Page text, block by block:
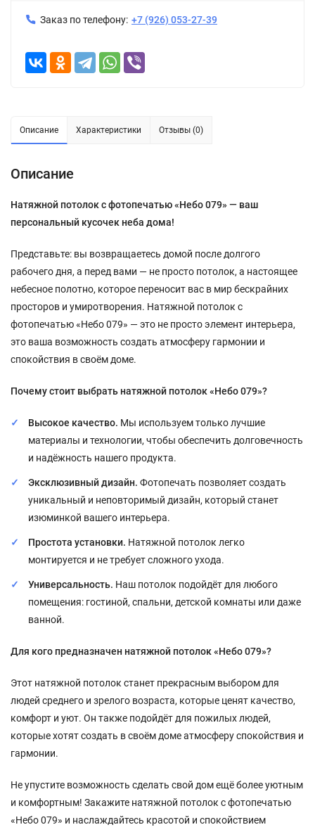
Заказ по телефону: +7 (926) 053-27-39
Описание Характеристики Отзывы (0)
Описание
Натяжной потолок с фотопечатью «Небо 079» — ваш
персональный кусочек неба дома!
Представьте: вы возвращаетесь домой после долгого
рабочего дня, а перед вами — не просто потолок, а настоящее
небесное полотно, которое переносит вас в мир бескрайних
просторов и умиротворения. Натяжной потолок с
фотопечатью «Небо 079» — это не просто элемент интерьера,
это ваша возможность создать атмосферу гармонии и
спокойствия в своём доме.
Почему стоит выбрать натяжной потолок «Небо 079»?
Высокое качество. Мы используем только лучшие
материалы и технологии, чтобы обеспечить долговечность
и надёжность нашего продукта.
Эксклюзивный дизайн. Фотопечать позволяет создать
уникальный и неповторимый дизайн, который станет
изюминкой вашего интерьера.
Простота установки. Натяжной потолок легко
монтируется и не требует сложного ухода.
Универсальность. Наш потолок подойдёт для любого
помещения: гостиной, спальни, детской комнаты или даже
ванной.
Для кого предназначен натяжной потолок «Небо 079»?
Этот натяжной потолок станет прекрасным выбором для
людей среднего и зрелого возраста, которые ценят качество,
комфорт и уют. Он также подойдёт для пожилых людей,
которые хотят создать в своём доме атмосферу спокойствия и
гармонии.
Не упустите возможность сделать свой дом ещё более уютным
и комфортным! Закажите натяжной потолок с фотопечатью
«Небо 079» и наслаждайтесь красотой и спокойствием